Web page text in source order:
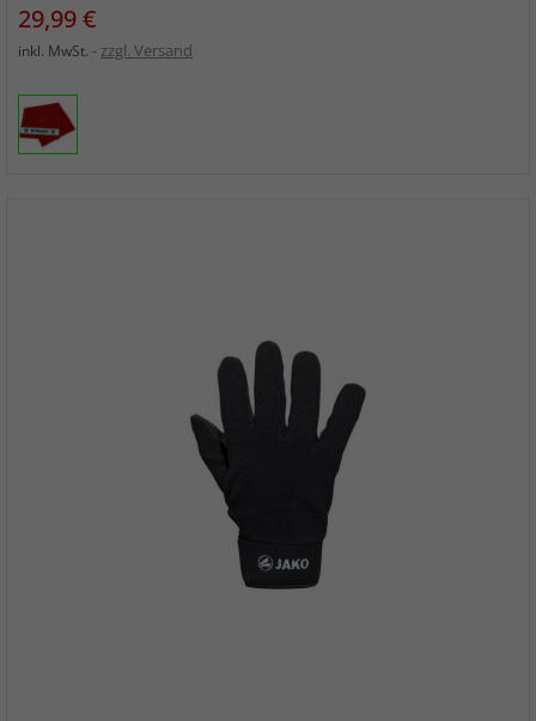
Preis
29,99 €
inkl. MwSt. zzgl. Versand